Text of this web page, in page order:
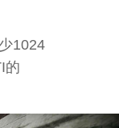
1024
的